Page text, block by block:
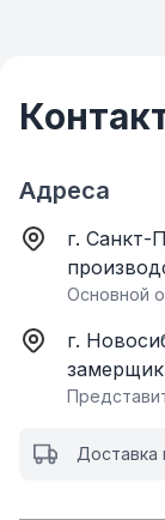
Адреса
г. Санкт-
Основной
г.
Доставка